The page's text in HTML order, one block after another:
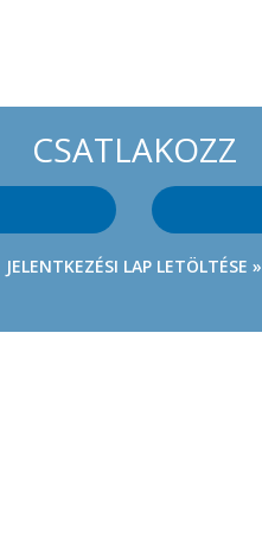
CSATLAKOZZ
JELENTKEZÉSI LAP LETÖLTÉSE »